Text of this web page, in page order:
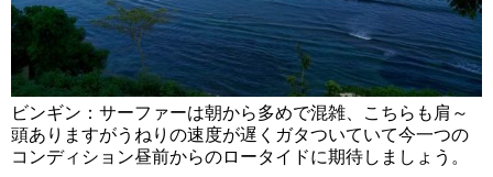
ビンギン：サーファーは朝から多めで混雑、こちらも肩～
頭ありますがうねりの速度が遅くガタついていて今一つの
コンディション昼前からのロータイドに期待しましょう。